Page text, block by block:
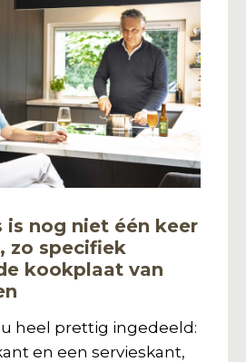
is nog niet één keer
zo specifiek
kookplaat van
heel prettig ingedeeld:
en een servieskant,